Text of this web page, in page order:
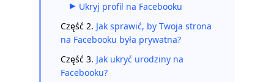
Ukryj profil na Facebooku
Część 2. Jak sprawić, by Twoja strona
na Facebooku była prywatna?
Część 3. Jak ukryć urodziny na
Facebooku?